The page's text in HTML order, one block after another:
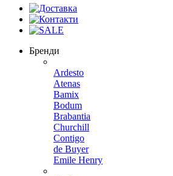
Бренди
Ardesto
Atenas
Bamix
Bodum
Brabantia
Churchill
Contigo
de Buyer
Emile Henry